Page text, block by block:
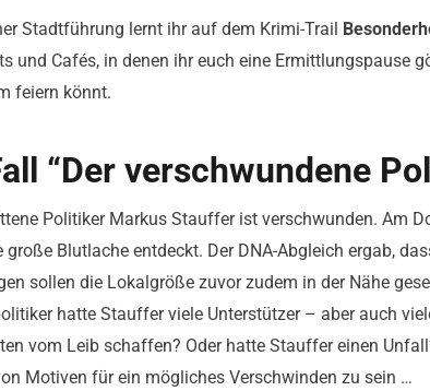
Stadtführung lernt ihr auf dem Krimi-Trail
und Cafés, in denen ihr euch eine Ermittlungspause
feiern könnt.
“Der verschwundene
Politiker Markus Stauffer ist verschwunden. Am
große Blutlache entdeckt. Der DNA-Abgleich ergab,
sollen die Lokalgröße zuvor zudem in der Nähe
hatte Stauffer viele Unterstützer – aber auch
vom Leib schaffen? Oder hatte Stauffer einen
Motiven für ein mögliches Verschwinden zu sein …